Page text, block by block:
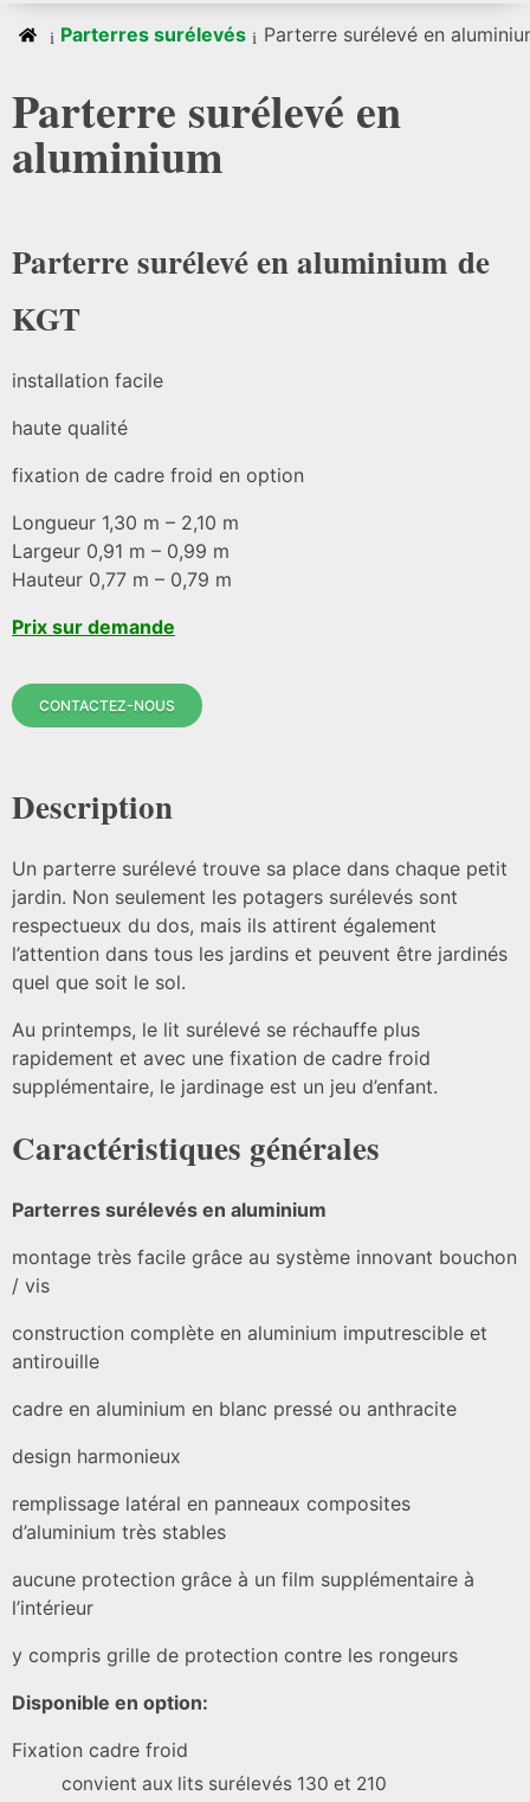
Parterres surélevés Parterre surélevé en
Parterre surélevé en
aluminium
Parterre surélevé en aluminium de
KGT
installation facile
haute qualité
fixation de cadre froid en option
Longueur 1,30 m – 2,10 m
Largeur 0,91 m – 0,99 m
Hauteur 0,77 m – 0,79 m
Prix sur demande
CONTACTEZ-NOUS
Description
Un parterre surélevé trouve sa place dans chaque petit
jardin. Non seulement les potagers surélevés sont
respectueux du dos, mais ils attirent également
l’attention dans tous les jardins et peuvent être jardinés
quel que soit le sol.
Au printemps, le lit surélevé se réchauffe plus
rapidement et avec une fixation de cadre froid
supplémentaire, le jardinage est un jeu d’enfant.
Caractéristiques générales
Parterres surélevés en aluminium
montage très facile grâce au système innovant bouchon
/ vis
construction complète en aluminium imputrescible et
antirouille
cadre en aluminium en blanc pressé ou anthracite
design harmonieux
remplissage latéral en panneaux composites
d’aluminium très stables
aucune protection grâce à un film supplémentaire à
l’intérieur
y compris grille de protection contre les rongeurs
Disponible en option:
Fixation cadre froid
convient aux lits surélevés 130 et 210